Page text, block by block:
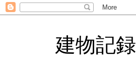
建物記録